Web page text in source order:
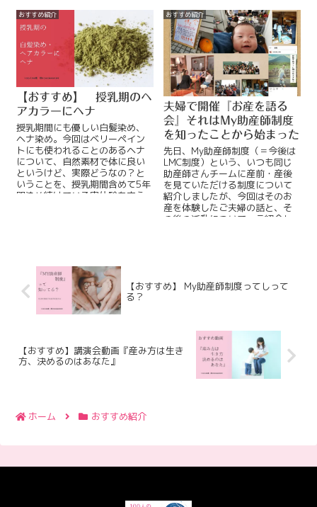
おすすめ紹介
【おすすめ】 授乳期のヘ
アカラーにヘナ
授乳期間にも優しい白髪染め、
ヘナ染め。今回はベリーペイン
トにも使われることのあるヘナ
について、自然素材で体に良い
というけど、実際どうなの？と
いうことを、授乳期間含めて5年
間染め続けている実体験を交え
おすすめ紹介
夫婦で開催『お産を語る
会』それはMy助産師制度
を知ったことから始まった
先日、My助産師制度（＝今後は
LMC制度）という、いつも同じ
助産師さんチームに産前・産後
を見ていただける制度について
紹介しましたが、今回はそのお
産を体験したご夫婦の話と、そ
の後の活動について、ご紹介し
【おすすめ】 My助産師制度ってしって
る？
【おすすめ】講演会動画『産み方は生き
方、決めるのはあなた』
ホーム おすすめ紹介